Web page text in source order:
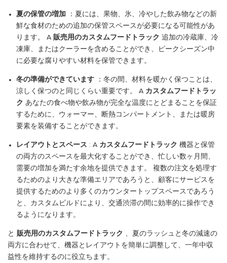
夏の保管の増加
：夏には、果物、氷、冷やした飲み物などの新
鮮な食材のための追加の保管スペースが必要になる可能性があ
ります。 A 販売用のカスタムフードトラック 追加の冷蔵庫、冷
凍庫、またはクーラーを含めることができ、ピークシーズン中
に必要な腐りやすい材料を保管できます。
冬の準備ができています
：冬の間、材料を暖かく保つことは、
涼しく保つのと同じくらい重要です。 A カスタムフードトラッ
ク あなたの食べ物や飲み物が完全な温度にとどまることを保証
するために、ウォーマー、断熱コンパートメント、または暖房
要素を装備することができます。
レイアウトとスペース : A カスタムフードトラック 機器と保管
の両方のスペースを最大化することができ、忙しい数ヶ月間、
需要の増加を満たす余地を提供できます。 複数の注文を処理す
るためのより大きな準備エリアであろうと、顧客にサービスを
提供するためのより多くのカウンタートップスペースであろう
と、カスタムビルドにより、交通渋滞の間に効率的に操作でき
るようになります。
と 販売用のカスタムフードトラック 、夏のラッシュと冬の減速の
両方に合わせて、機器とレイアウトを簡単に調整して、一年中収
益性を維持するのに役立ちます。